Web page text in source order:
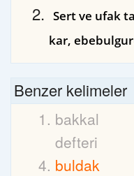
Sert ve ufak
kar,
Benzer kelimeler
bakkal
defteri
buldak